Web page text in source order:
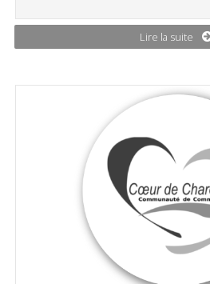
Lire la suite